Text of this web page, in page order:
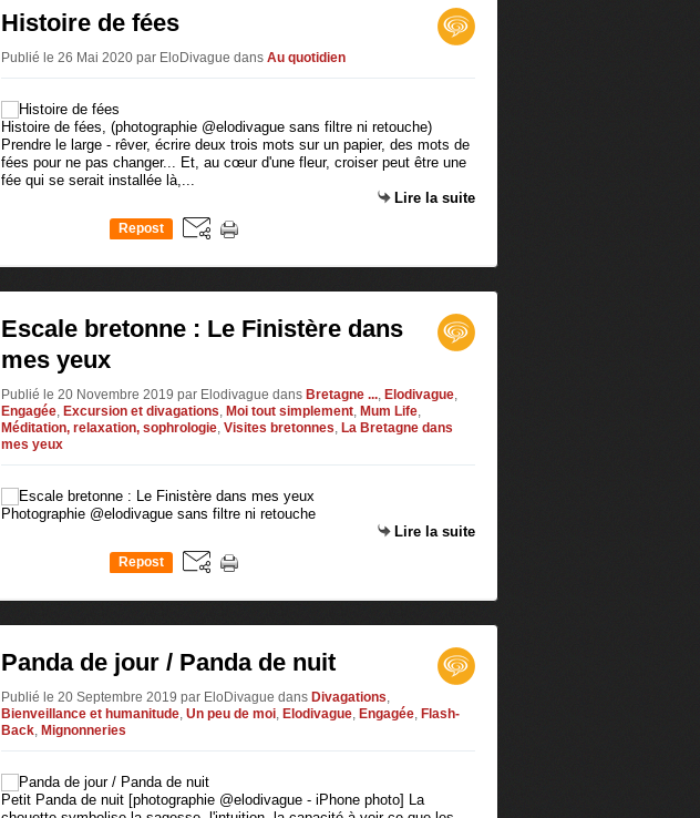
Histoire de fées
Publié le 26 Mai 2020 par EloDivague dans Au quotidien
Histoire de fées, (photographie @elodivague sans filtre ni retouche)
Prendre le large - rêver, écrire deux trois mots sur un papier, des mots de
fées pour ne pas changer... Et, au cœur d'une fleur, croiser peut être une
fée qui se serait installée là,...
Lire la suite
Repost
Escale bretonne : Le Finistère dans
mes yeux
Publié le 20 Novembre 2019 par Elodivague dans Bretagne ..., Elodivague,
Engagée, Excursion et divagations, Moi tout simplement, Mum Life,
Méditation, relaxation, sophrologie, Visites bretonnes, La Bretagne dans
mes yeux
Photographie @elodivague sans filtre ni retouche
Lire la suite
Repost
Panda de jour / Panda de nuit
Publié le 20 Septembre 2019 par EloDivague dans Divagations,
Bienveillance et humanitude, Un peu de moi, Elodivague, Engagée, Flash-
Back, Mignonneries
Petit Panda de nuit [photographie @elodivague - iPhone photo] La